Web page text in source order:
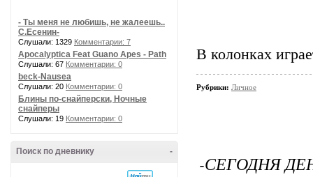
- Ты меня не любишь, не жалеешь..
С.Есенин-
Слушали: 1329 Комментарии: 7
Apocalyptica Feat Guano Apes - Path
Слушали: 67 Комментарии: 0
beck-Nausea
Слушали: 20 Комментарии: 0
Блины по-снайперски, Ночные
снайперы
Слушали: 19 Комментарии: 0
-
Поиск по дневнику
В колонках
Рубрики: Личное
-СЕГОДНЯ